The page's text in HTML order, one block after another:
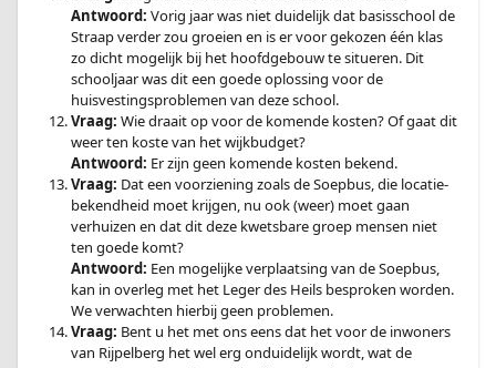
Antwoord: Vorig jaar was niet duidelijk dat basisschool de
Straap verder zou groeien en is er voor gekozen één klas
zo dicht mogelijk bij het hoofdgebouw te situeren. Dit
schooljaar was dit een goede oplossing voor de
huisvestingsproblemen van deze school.
Vraag: Wie draait op voor de komende kosten? Of gaat dit
weer ten koste van het wijkbudget?
Antwoord: Er zijn geen komende kosten bekend.
Vraag: Dat een voorziening zoals de Soepbus, die locatie-
bekendheid moet krijgen, nu ook (weer) moet gaan
verhuizen en dat dit deze kwetsbare groep mensen niet
ten goede komt?
Antwoord: Een mogelijke verplaatsing van de Soepbus,
kan in overleg met het Leger des Heils besproken worden.
We verwachten hierbij geen problemen.
Vraag: Bent u het met ons eens dat het voor de inwoners
van Rijpelberg het wel erg onduidelijk wordt, wat de